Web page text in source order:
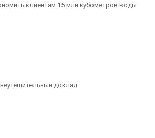
клиентам 15 млн кубометров воды
доклад